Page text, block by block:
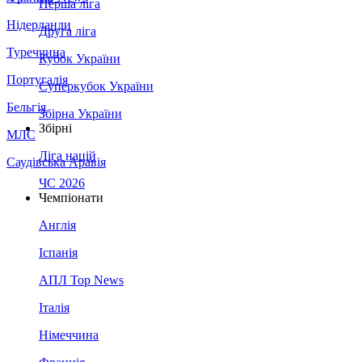
Нідерланди
Туреччина
Португалія
Бельгія
МЛС
Саудівська Аравія
Перша ліга
Друга ліга
Кубок України
Суперкубок України
Збірна України
Збірні
Ліга націй
ЧС 2026
Чемпіонати
Англія
Іспанія
АПЛ Top News
Італія
Німеччина